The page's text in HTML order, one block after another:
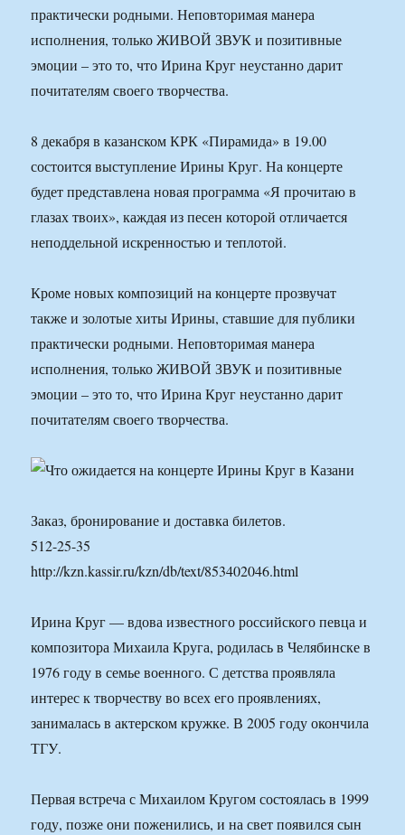
практически родными. Неповторимая манера
исполнения, только ЖИВОЙ ЗВУК и позитивные
эмоции – это то, что Ирина Круг неустанно дарит
почитателям своего творчества.
8 декабря в казанском КРК «Пирамида» в 19.00
состоится выступление Ирины Круг. На концерте
будет представлена новая программа «Я прочитаю в
глазах твоих», каждая из песен которой отличается
неподдельной искренностью и теплотой.
Кроме новых композиций на концерте прозвучат
также и золотые хиты Ирины, ставшие для публики
практически родными. Неповторимая манера
исполнения, только ЖИВОЙ ЗВУК и позитивные
эмоции – это то, что Ирина Круг неустанно дарит
почитателям своего творчества.
Заказ, бронирование и доставка билетов.
512-25-35
http://kzn.kassir.ru/kzn/db/text/853402046.html
Ирина Круг — вдова известного российского певца и
композитора Михаила Круга, родилась в Челябинске в
1976 году в семье военного. С детства проявляла
интерес к творчеству во всех его проявлениях,
занималась в актерском кружке. В 2005 году окончила
ТГУ.
Первая встреча с Михаилом Кругом состоялась в 1999
году, позже они поженились, и на свет появился сын